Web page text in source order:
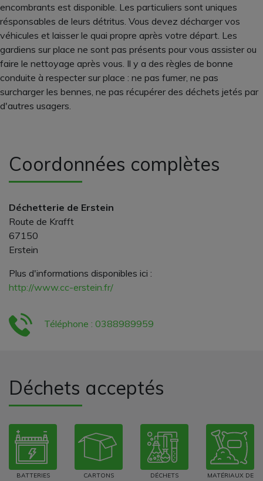
encombrants est disponible. Les particuliers sont uniques
résponsables de leurs détritus. Vous devez décharger vos
véhicules et laisser le quai propre après votre départ. Les
gardiens sur place ne sont pas présents pour vous assister ou
faire le nettoyage après vous. Il y a des règles de bonne
conduite à respecter sur place : ne pas fumer, ne pas
surcharger les bennes, ne pas récupérer des déchets jetés par
d'autres usagers.
Coordonnées complètes
Déchetterie de Erstein
Route de Krafft
67150
Erstein
Plus d'informations disponibles ici :
http://www.cc-erstein.fr/
Téléphone : 0388989959
Déchets acceptés
BATTERIES
CARTONS
DÉCHETS
MATÉRIAUX DE